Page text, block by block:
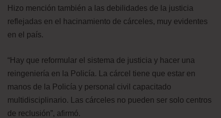
Hizo mención también a las debilidades de la justicia
reflejadas en el hacinamiento de cárceles, muy evidentes
en el país.
“Hay que reformular el sistema de justicia y hacer una
reingeniería en la Policía. La cárcel tiene que estar en
manos de la Policía y personal civil capacitado
multidisciplinario. Las cárceles no pueden ser solo centros
de reclusión”, afirmó.